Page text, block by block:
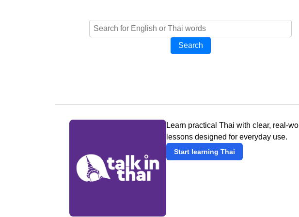
Search
Learn practical Thai with clear, real-
lessons designed for everyday use.
Start learning Thai